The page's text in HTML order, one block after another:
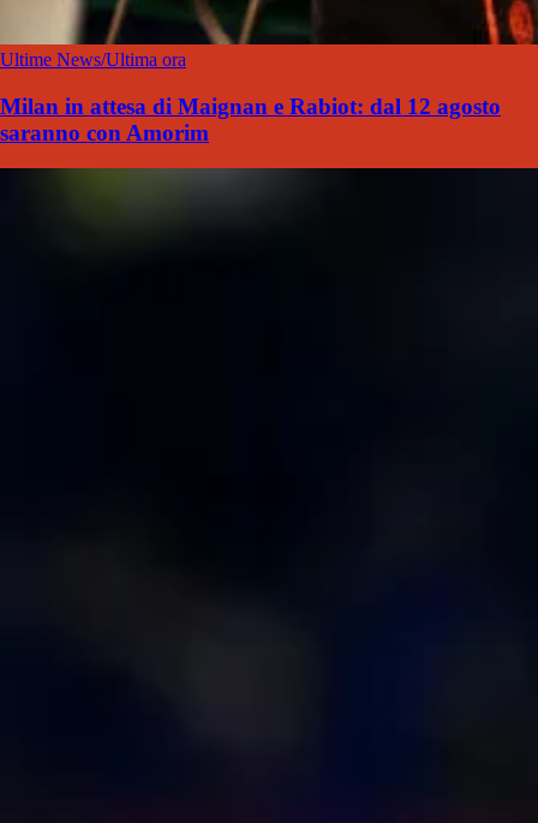
Ultime News/Ultima ora
Milan in attesa di Maignan e Rabiot: dal 12 agosto
saranno con Amorim